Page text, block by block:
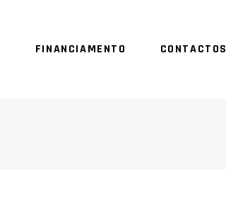
FINANCIAMENTO CONTACTOS